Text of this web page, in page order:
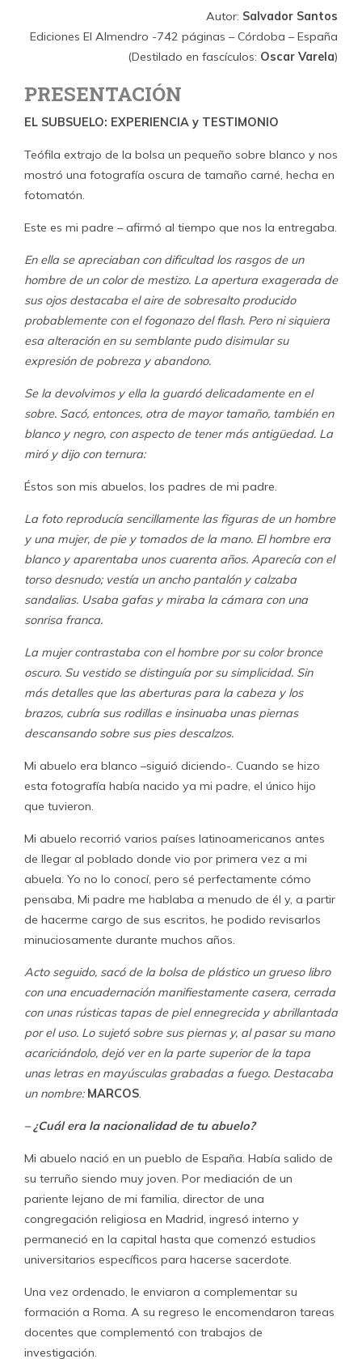
Autor: Salvador Santos
Ediciones El Almendro -742 páginas – Córdoba – España
(Destilado en fascículos: Oscar Varela)
PRESENTACIÓN
EL SUBSUELO: EXPERIENCIA y TESTIMONIO
Teófila extrajo de la bolsa un pequeño sobre blanco y nos
mostró una fotografía oscura de tamaño carné, hecha en
fotomatón.
Este es mi padre – afirmó al tiempo que nos la entregaba.
En ella se apreciaban con dificultad los rasgos de un
hombre de un color de mestizo. La apertura exagerada de
sus ojos destacaba el aire de sobresalto producido
probablemente con el fogonazo del flash. Pero ni siquiera
esa alteración en su semblante pudo disimular su
expresión de pobreza y abandono.
Se la devolvimos y ella la guardó delicadamente en el
sobre. Sacó, entonces, otra de mayor tamaño, también en
blanco y negro, con aspecto de tener más antigüedad. La
miró y dijo con ternura:
Éstos son mis abuelos, los padres de mi padre.
La foto reproducía sencillamente las figuras de un hombre
y una mujer, de pie y tomados de la mano. El hombre era
blanco y aparentaba unos cuarenta años. Aparecía con el
torso desnudo; vestía un ancho pantalón y calzaba
sandalias. Usaba gafas y miraba la cámara con una
sonrisa franca.
La mujer contrastaba con el hombre por su color bronce
oscuro. Su vestido se distinguía por su simplicidad. Sin
más detalles que las aberturas para la cabeza y los
brazos, cubría sus rodillas e insinuaba unas piernas
descansando sobre sus pies descalzos.
Mi abuelo era blanco –siguió diciendo-. Cuando se hizo
esta fotografía había nacido ya mi padre, el único hijo
que tuvieron.
Mi abuelo recorrió varios países latinoamericanos antes
de llegar al poblado donde vio por primera vez a mi
abuela. Yo no lo conocí, pero sé perfectamente cómo
pensaba, Mi padre me hablaba a menudo de él y, a partir
de hacerme cargo de sus escritos, he podido revisarlos
minuciosamente durante muchos años.
Acto seguido, sacó de la bolsa de plástico un grueso libro
con una encuadernación manifiestamente casera, cerrada
con unas rústicas tapas de piel ennegrecida y abrillantada
por el uso. Lo sujetó sobre sus piernas y, al pasar su mano
acariciándolo, dejó ver en la parte superior de la tapa
unas letras en mayúsculas grabadas a fuego. Destacaba
un nombre: MARCOS
– ¿Cuál era la nacionalidad de tu abuelo?
Mi abuelo nació en un pueblo de España. Había salido de
su terruño siendo muy joven. Por mediación de un
pariente lejano de mi familia, director de una
congregación religiosa en Madrid, ingresó interno y
permaneció en la capital hasta que comenzó estudios
universitarios específicos para hacerse sacerdote.
Una vez ordenado, le enviaron a complementar su
formación a Roma. A su regreso le encomendaron tareas
docentes que complementó con trabajos de
investigación.